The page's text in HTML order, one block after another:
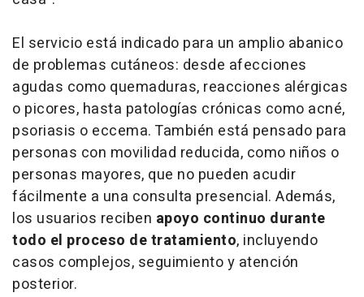
El servicio está indicado para un amplio abanico
de problemas cutáneos: desde afecciones
agudas como quemaduras, reacciones alérgicas
o picores, hasta patologías crónicas como acné,
psoriasis o eccema. También está pensado para
personas con movilidad reducida, como niños o
personas mayores, que no pueden acudir
fácilmente a una consulta presencial. Además,
los usuarios reciben apoyo continuo durante
todo el proceso de tratamiento, incluyendo
casos complejos, seguimiento y atención
posterior.